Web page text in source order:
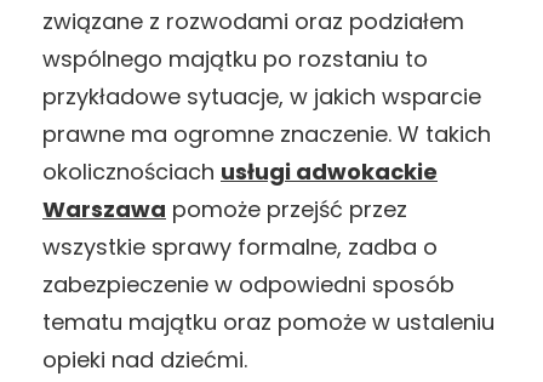
związane z rozwodami oraz podziałem
wspólnego majątku po rozstaniu to
przykładowe sytuacje, w jakich wsparcie
prawne ma ogromne znaczenie. W takich
okolicznościach usługi adwokackie
Warszawa pomoże przejść przez
wszystkie sprawy formalne, zadba o
zabezpieczenie w odpowiedni sposób
tematu majątku oraz pomoże w ustaleniu
opieki nad dziećmi.